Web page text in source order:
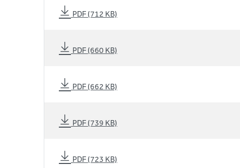
PDF (712 KB)
PDF (660 KB)
PDF (662 KB)
PDF (739 KB)
PDF (723 KB)